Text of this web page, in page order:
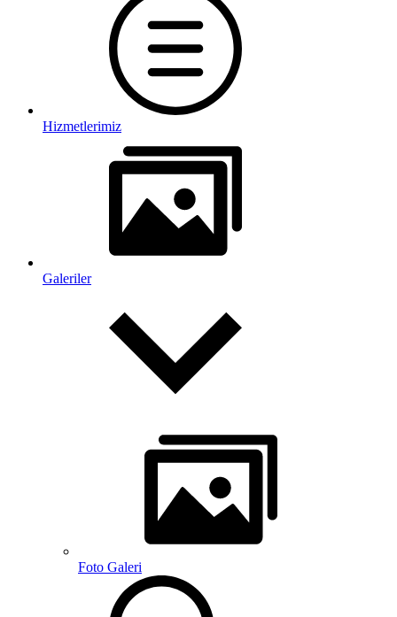
Hizmetlerimiz
Galeriler
Foto Galeri